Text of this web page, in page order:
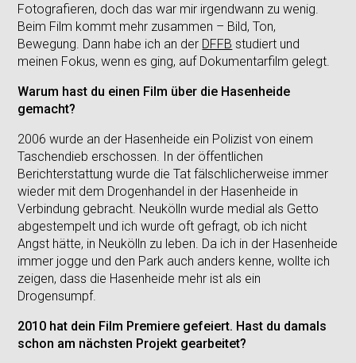
Fotografieren, doch das war mir irgendwann zu wenig.
Beim Film kommt mehr zusammen – Bild, Ton,
Bewegung. Dann habe ich an der DFFB studiert und
meinen Fokus, wenn es ging, auf Dokumentarfilm gelegt.
Warum hast du einen Film über die Hasenheide
gemacht?
2006 wurde an der Hasenheide ein Polizist von einem
Taschendieb erschossen. In der öffentlichen
Berichterstattung wurde die Tat fälschlicherweise immer
wieder mit dem Drogenhandel in der Hasenheide in
Verbindung gebracht. Neukölln wurde medial als Getto
abgestempelt und ich wurde oft gefragt, ob ich nicht
Angst hätte, in Neukölln zu leben. Da ich in der Hasenheide
immer jogge und den Park auch anders kenne, wollte ich
zeigen, dass die Hasenheide mehr ist als ein
Drogensumpf.
2010 hat dein Film Premiere gefeiert. Hast du damals
schon am nächsten Projekt gearbeitet?